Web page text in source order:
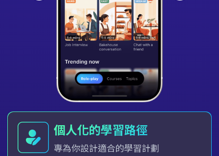
透過遊戲模式建立課程
將學習變成有趣的遊戲